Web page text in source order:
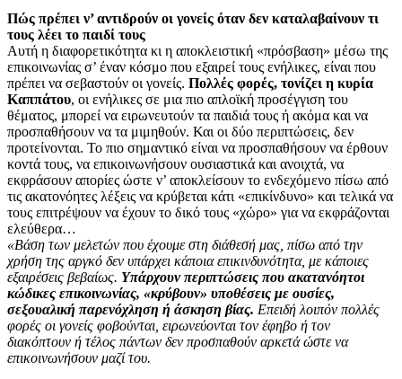
Πώς πρέπει ν’ αντιδρούν οι γονείς όταν δεν καταλαβαίνουν τι
τους λέει το παιδί τους
Αυτή η διαφορετικότητα κι η αποκλειστική «πρόσβαση» μέσω της
επικοινωνίας σ’ έναν κόσμο που εξαιρεί τους ενήλικες, είναι που
πρέπει να σεβαστούν οι γονείς. Πολλές φορές, τονίζει η κυρία
Καππάτου, οι ενήλικες σε μια πιο απλοϊκή προσέγγιση του
θέματος, μπορεί να ειρωνευτούν τα παιδιά τους ή ακόμα και να
προσπαθήσουν να τα μιμηθούν. Και οι δύο περιπτώσεις, δεν
προτείνονται. Το πιο σημαντικό είναι να προσπαθήσουν να έρθουν
κοντά τους, να επικοινωνήσουν ουσιαστικά και ανοιχτά, να
εκφράσουν απορίες ώστε ν’ αποκλείσουν το ενδεχόμενο πίσω από
τις ακατονόητες λέξεις να κρύβεται κάτι «επικίνδυνο» και τελικά να
τους επιτρέψουν να έχουν το δικό τους «χώρο» για να εκφράζονται
ελεύθερα…
«Βάση των μελετών που έχουμε στη διάθεσή μας, πίσω από την
χρήση της αργκό δεν υπάρχει κάποια επικινδυνότητα, με κάποιες
εξαιρέσεις βεβαίως. Υπάρχουν περιπτώσεις που ακατανόητοι
κώδικες επικοινωνίας, «κρύβουν» υποθέσεις με ουσίες,
σεξουαλική παρενόχληση ή άσκηση βίας. Επειδή λοιπόν πολλές
φορές οι γονείς φοβούνται, ειρωνεύονται τον έφηβο ή τον
διακόπτουν ή τέλος πάντων δεν προσπαθούν αρκετά ώστε να
επικοινωνήσουν μαζί του.